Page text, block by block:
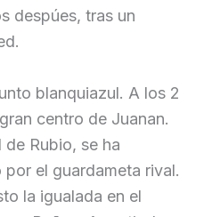
despúes, tras un
blanquiazul. A los 2
centro de Juanan.
Rubio, se ha
el guardameta rival.
la igualada en el